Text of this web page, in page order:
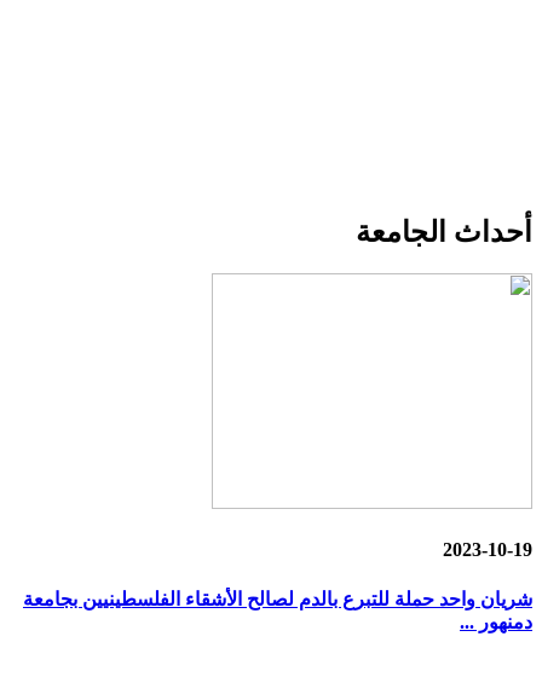
أحداث الجامعة
2023-10-19
شريان واحد حملة للتبرع بالدم لصالح الأشقاء الفلسطينيين بجامعة
دمنهور ...